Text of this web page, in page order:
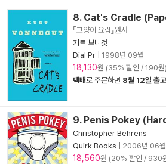
8. Cat's Cradle
『고양이 요람』원서
커트 보니것
Dial Pr
1998년 09월
18,130원 (35% 할인 / 190원)
택배로 주문하면 8월 12일 출고
9. Penis Pokey
Christopher Behrens
Quirk Books
2006년 06월
18,560원 (20% 할인 / 930